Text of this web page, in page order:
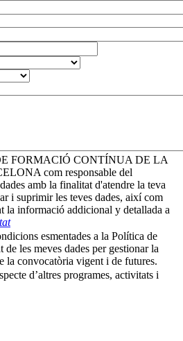
FORMACIÓ CONTÍNUA DE LA
com responsable del
amb la finalitat d'atendre la teva
i suprimir les teves dades, així com
la informació addicional y detallada a
esmentades a la Política de
les meves dades per gestionar la
la convocatòria vigent i de futures.
d’altres programes, activitats i